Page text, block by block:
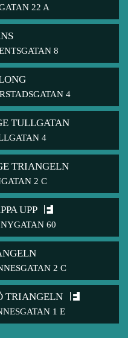
22 A
8
4
TULLGATAN
4
TRIANGELN
2 C
UPP
60
2 C
TRIANGELN
1 E